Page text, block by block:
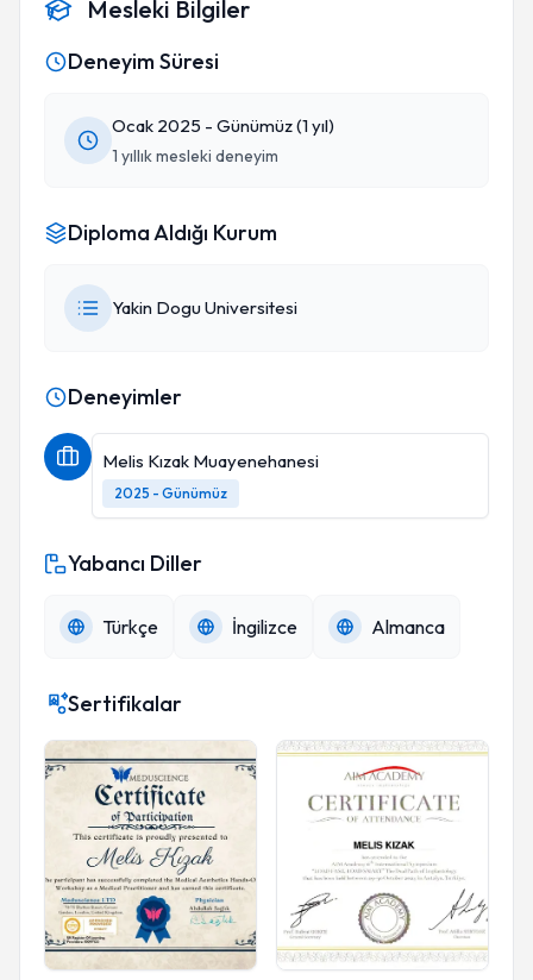
Mesleki Bilgiler
Deneyim Süresi
Ocak 2025 - Günümüz (1 yıl)
1 yıllık mesleki deneyim
Diploma Aldığı Kurum
Yakin Dogu Universitesi
Deneyimler
Melis Kızak Muayenehanesi
2025 - Günümüz
Yabancı Diller
Türkçe İngilizce Almanca
Sertifikalar